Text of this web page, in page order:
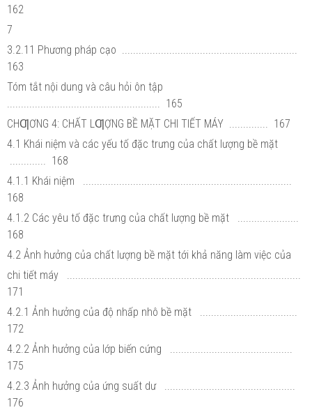
162
7
3.2.11 Phương pháp cạo ...............................................................
163
Tóm tắt nội dung và câu hỏi ôn tập
....................................................... 165
CHƢƠNG 4: CHẤT LƢỢNG BỀ MẶT CHI TIẾT MÁY .............. 167
4.1 Khái niệm và các yếu tố đặc trưng của chất lượng bề mặt
............. 168
4.1.1 Khái niệm ...........................................................................
168
4.1.2 Các yêu tố đặc trưng của chất lượng bề mặt ......................
168
4.2 Ảnh hưởng của chất lượng bề mặt tới khả năng làm việc của
chi tiết máy ....................................................................................
171
4.2.1 Ảnh hưởng của độ nhấp nhô bề mặt ...................................
172
4.2.2 Ảnh hưởng của lớp biến cứng ............................................
175
4.2.3 Ảnh hưởng của ứng suất dư ...............................................
176